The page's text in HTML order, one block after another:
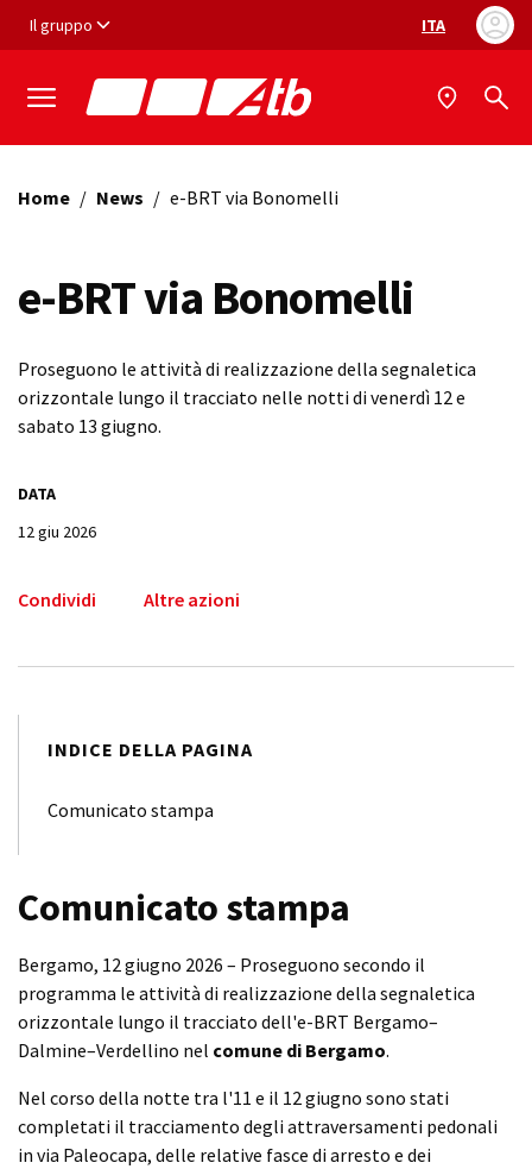
Vai ai contenuti
Vai al footer
Il gruppo Selezione
ITA
Home / News / e-BRT via Bonomelli
e-BRT via Bonomelli
Proseguono le attività di realizzazione della segnaletica
orizzontale lungo il tracciato nelle notti di venerdì 12 e
sabato 13 giugno.
DATA
12 giu 2026
Condividi Altre azioni
INDICE DELLA PAGINA
Comunicato stampa
Comunicato stampa
Bergamo, 12 giugno 2026 – Proseguono secondo il
programma le attività di realizzazione della segnaletica
orizzontale lungo il tracciato dell'e-BRT Bergamo–
Dalmine–Verdellino nel comune di Bergamo.
Nel corso della notte tra l'11 e il 12 giugno sono stati
completati il tracciamento degli attraversamenti pedonali
in via Paleocapa, delle relative fasce di arresto e dei